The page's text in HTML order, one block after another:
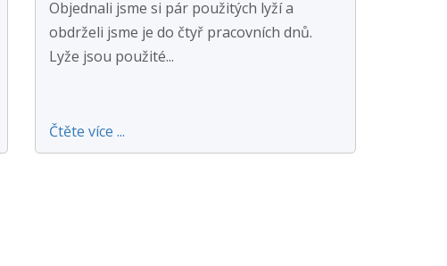
Objednali jsme si pár použitých lyží a
obdrželi jsme je do čtyř pracovních dnů.
Lyže jsou použité...
Čtěte více ...